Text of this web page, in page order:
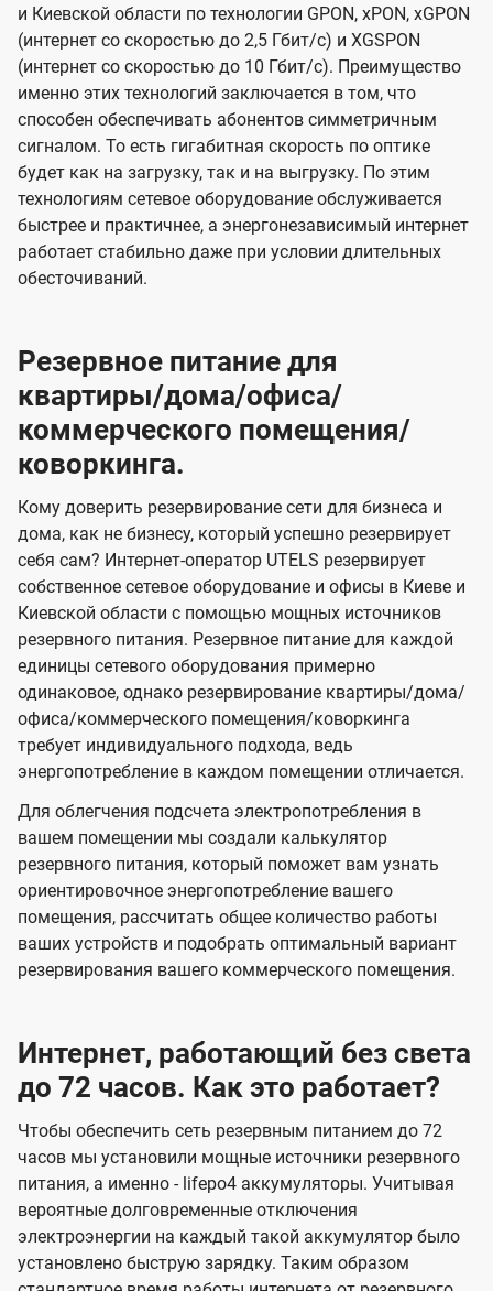
и Киевской области по технологии GPON, xPON, xGPON
(интернет со скоростью до 2,5 Гбит/с) и XGSPON
(интернет со скоростью до 10 Гбит/с). Преимущество
именно этих технологий заключается в том, что
способен обеспечивать абонентов симметричным
сигналом. То есть гигабитная скорость по оптике
будет как на загрузку, так и на выгрузку. По этим
технологиям сетевое оборудование обслуживается
быстрее и практичнее, а энергонезависимый интернет
работает стабильно даже при условии длительных
обесточиваний.
Резервное питание для
квартиры/дома/офиса/
коммерческого помещения/
коворкинга.
Кому доверить резервирование сети для бизнеса и
дома, как не бизнесу, который успешно резервирует
себя сам? Интернет-оператор UTELS резервирует
собственное сетевое оборудование и офисы в Киеве и
Киевской области с помощью мощных источников
резервного питания. Резервное питание для каждой
единицы сетевого оборудования примерно
одинаковое, однако резервирование квартиры/дома/
офиса/коммерческого помещения/коворкинга
требует индивидуального подхода, ведь
энергопотребление в каждом помещении отличается.
Для облегчения подсчета электропотребления в
вашем помещении мы создали калькулятор
резервного питания, который поможет вам узнать
ориентировочное энергопотребление вашего
помещения, рассчитать общее количество работы
ваших устройств и подобрать оптимальный вариант
резервирования вашего коммерческого помещения.
Интернет, работающий без света
до 72 часов. Как это работает?
Чтобы обеспечить сеть резервным питанием до 72
часов мы установили мощные источники резервного
питания, а именно - lifepo4 аккумуляторы. Учитывая
вероятные долговременные отключения
электроэнергии на каждый такой аккумулятор было
установлено быструю зарядку. Таким образом